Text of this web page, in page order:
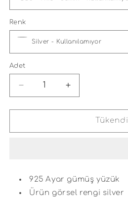
Renk
Adet
Baget
Montür
Sıra
adedi
azaltın
Vip
Baget
Montür
Sıra
adedi
artırın
Tükendi
925 Ayar gümüş yüzük
Ürün görsel rengi silver